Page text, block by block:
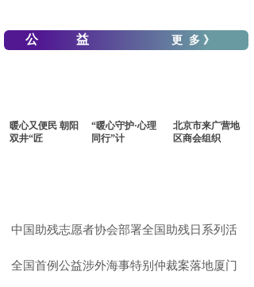
公 益 更 多 》
暖心又便民 朝阳
双井“匠
“暖心守护·心理
同行”计
北京市来广营地
区商会组织
中国助残志愿者协会部署全国助残日系列活
全国首例公益涉外海事特别仲裁案落地厦门